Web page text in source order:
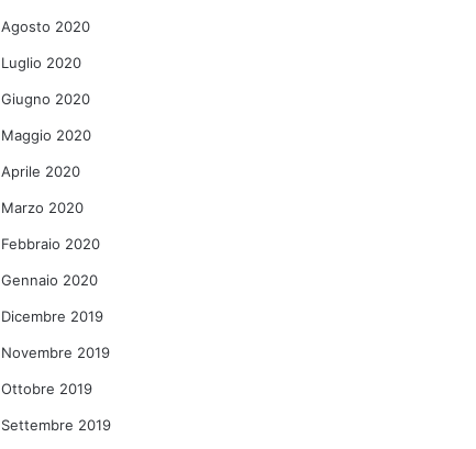
Agosto 2020
Luglio 2020
Giugno 2020
Maggio 2020
Aprile 2020
Marzo 2020
Febbraio 2020
Gennaio 2020
Dicembre 2019
Novembre 2019
Ottobre 2019
Settembre 2019